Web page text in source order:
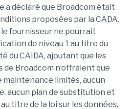
a déclaré que Broadcom était
proposées par la CADA.
fournisseur ne pourrait
de niveau 1 au titre du
du CAIDA, ajoutant que les
Broadcom n’offraient que
maintenance limités, aucun
aucun plan de substitution et
titre de la loi sur les données,